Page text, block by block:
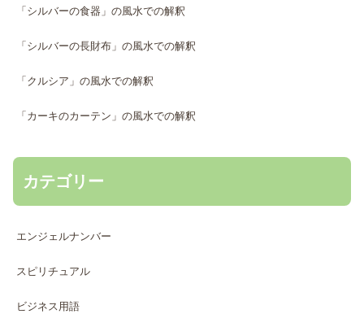
「シルバーの食器」の風水での解釈
「シルバーの長財布」の風水での解釈
「クルシア」の風水での解釈
「カーキのカーテン」の風水での解釈
カテゴリー
エンジェルナンバー
スピリチュアル
ビジネス用語